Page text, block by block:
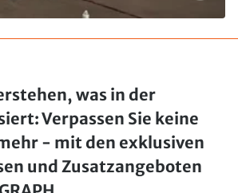
was in der
Verpassen Sie keine
- mit den exklusiven
und Zusatzangeboten